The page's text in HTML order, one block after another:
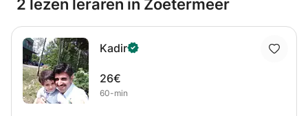
2 lezen leraren in Zoetermeer
Kadir
26€
60-min